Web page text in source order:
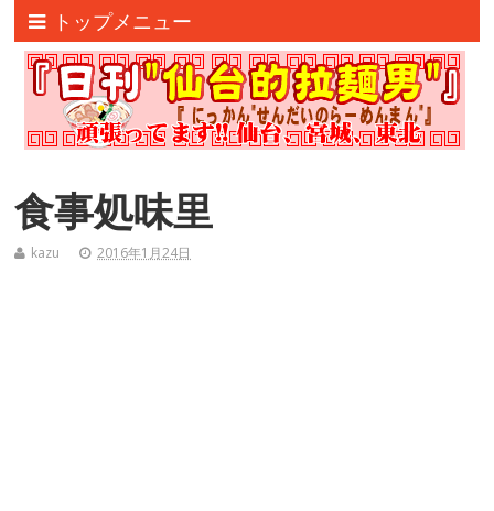
トップメニュー
食事処味里
kazu 2016年1月24日